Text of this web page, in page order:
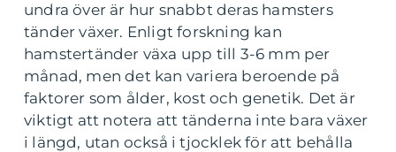
undra över är hur snabbt deras hamsters
tänder växer. Enligt forskning kan
hamstertänder växa upp till 3-6 mm per
månad, men det kan variera beroende på
faktorer som ålder, kost och genetik. Det är
viktigt att notera att tänderna inte bara växer
i längd, utan också i tjocklek för att behålla